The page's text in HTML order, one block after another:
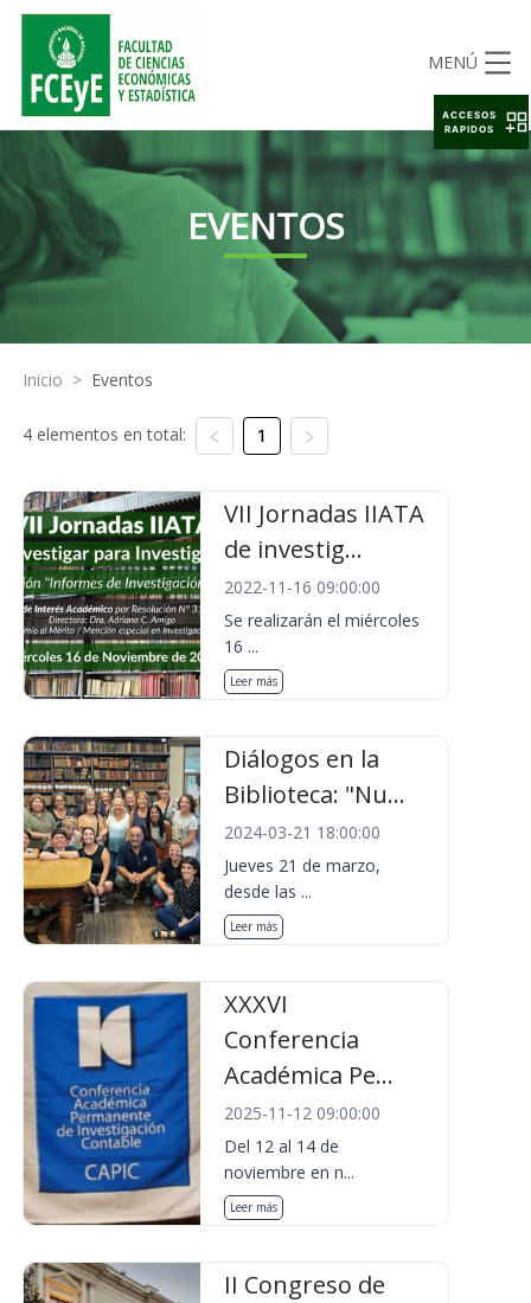
MENÚ
EVENTOS
Inicio > Eventos
4 elementos en total: 1
VII Jornadas IIATA
de investig...
2022-11-16 09:00:00
Se realizarán el miércoles
16 ...
Leer más
Diálogos en la
Biblioteca: "Nu...
2024-03-21 18:00:00
Jueves 21 de marzo,
desde las ...
Leer más
XXXVI
Conferencia
Académica Pe...
2025-11-12 09:00:00
Del 12 al 14 de
noviembre en n...
Leer más
II Congreso de
ACCESOS
RAPIDOS